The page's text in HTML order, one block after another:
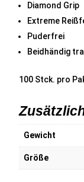
Diamond Grip
Extreme
Puderfrei
Beidhändig
100 Stck. pro
Gewicht
Größe